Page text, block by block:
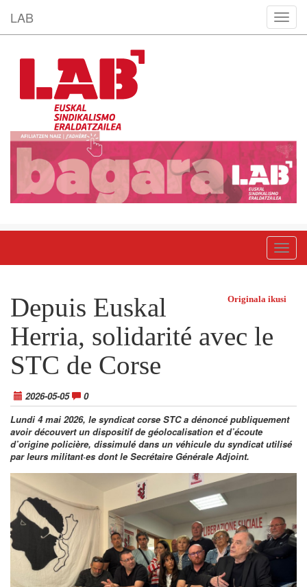
LAB
Originala ikusi
Depuis Euskal
Herria, solidarité avec le
STC de Corse
2026-05-05
0
Lundi 4 mai 2026, le syndicat corse STC a dénoncé publiquement
avoir découvert un dispositif de géolocalisation et d’écoute
d’origine policière, dissimulé dans un véhicule du syndicat utilisé
par leurs militant·es dont le Secrétaire Générale Adjoint.